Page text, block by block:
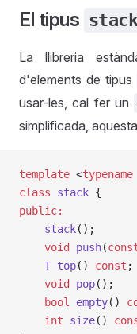
El tipus
La llibreria
d'elements de tipus
usar-les, cal fer un
simplificada,
template <typename
class stack {
public:
    stack
();
    void
push(
    T
top() const ;
    void
pop();
    bool
empty()
    int
size()